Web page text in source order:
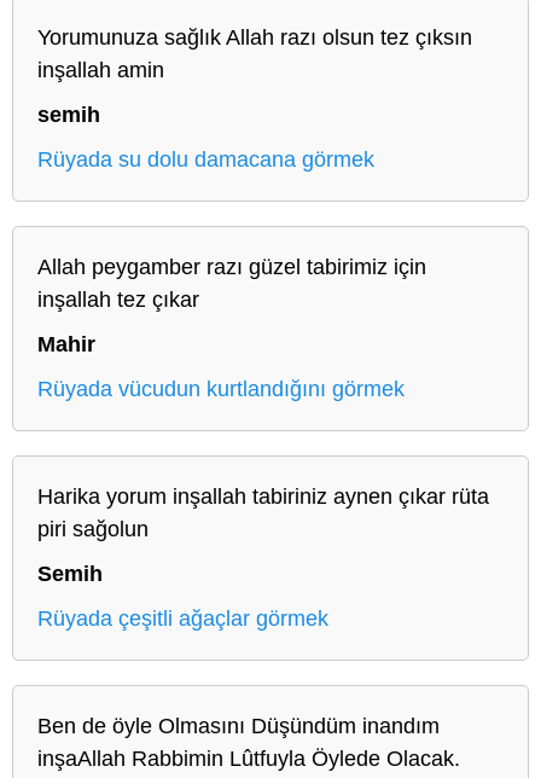
Yorumunuza sağlık Allah razı olsun tez çıksın
inşallah amin
semih
Rüyada su dolu damacana görmek
Allah peygamber razı güzel tabirimiz için
inşallah tez çıkar
Mahir
Rüyada vücudun kurtlandığını görmek
Harika yorum inşallah tabiriniz aynen çıkar rüta
piri sağolun
Semih
Rüyada çeşitli ağaçlar görmek
Ben de öyle Olmasını Düşündüm inandım
inşaAllah Rabbimin Lûtfuyla Öylede Olacak.